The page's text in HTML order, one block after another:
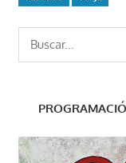
Buscar: